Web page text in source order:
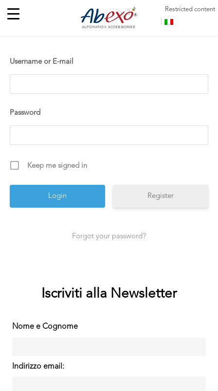
Restricted content
Username or E-mail
Password
Keep me signed in
Register
Forgot your password?
Iscriviti alla Newsletter
Nome e Cognome
Indirizzo email: